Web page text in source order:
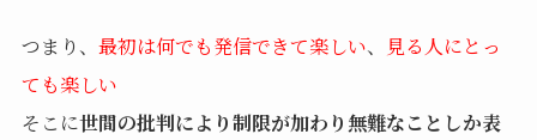
つまり、 最初は何でも発信できて楽しい、
見る人にとっ
ても楽しい
そこに世間の批判により制限が加わり無難なことしか表